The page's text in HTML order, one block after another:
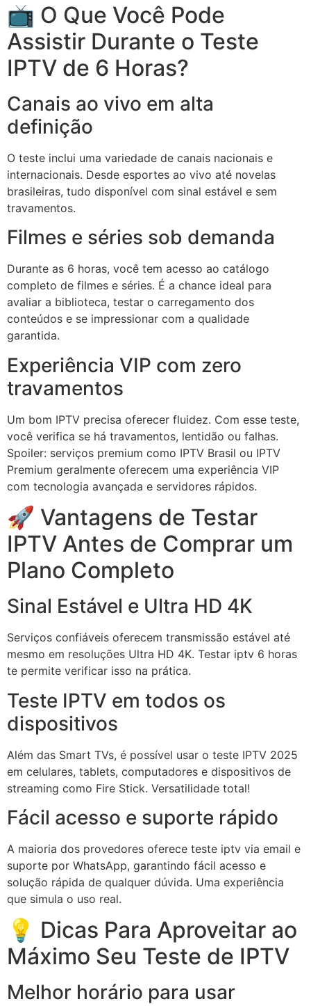
📺 O Que Você Pode
Assistir Durante o Teste
IPTV de 6 Horas?
Canais ao vivo em alta
definição
O teste inclui uma variedade de canais nacionais e
internacionais. Desde esportes ao vivo até novelas
brasileiras, tudo disponível com sinal estável e sem
travamentos.
Filmes e séries sob demanda
Durante as 6 horas, você tem acesso ao catálogo
completo de filmes e séries. É a chance ideal para
avaliar a biblioteca, testar o carregamento dos
conteúdos e se impressionar com a qualidade
garantida.
Experiência VIP com zero
travamentos
Um bom IPTV precisa oferecer fluidez. Com esse teste,
você verifica se há travamentos, lentidão ou falhas.
Spoiler: serviços premium como IPTV Brasil ou IPTV
Premium geralmente oferecem uma experiência VIP
com tecnologia avançada e servidores rápidos.
🚀 Vantagens de Testar
IPTV Antes de Comprar um
Plano Completo
Sinal Estável e Ultra HD 4K
Serviços confiáveis oferecem transmissão estável até
mesmo em resoluções Ultra HD 4K. Testar iptv 6 horas
te permite verificar isso na prática.
Teste IPTV em todos os
dispositivos
Além das Smart TVs, é possível usar o teste IPTV 2025
em celulares, tablets, computadores e dispositivos de
streaming como Fire Stick. Versatilidade total!
Fácil acesso e suporte rápido
A maioria dos provedores oferece teste iptv via email e
suporte por WhatsApp, garantindo fácil acesso e
solução rápida de qualquer dúvida. Uma experiência
que simula o uso real.
💡 Dicas Para Aproveitar ao
Máximo Seu Teste de IPTV
Melhor horário para usar